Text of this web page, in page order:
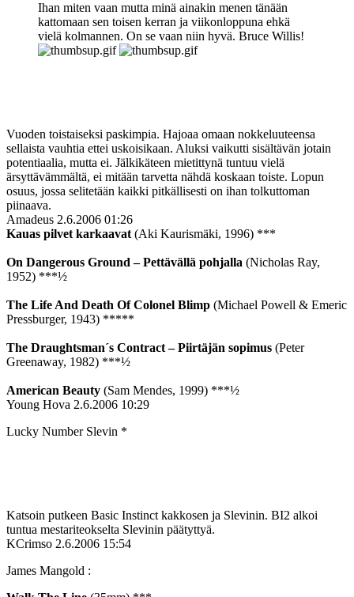
Ihan miten vaan mutta minä ainakin menen tänään
kattomaan sen toisen kerran ja viikonloppuna ehkä
vielä kolmannen. On se vaan niin hyvä. Bruce Willis!
Vuoden toistaiseksi paskimpia. Hajoaa omaan nokkeluuteensa
sellaista vauhtia ettei uskoisikaan. Aluksi vaikutti sisältävän jotain
potentiaalia, mutta ei. Jälkikäteen mietittynä tuntuu vielä
ärsyttävämmältä, ei mitään tarvetta nähdä koskaan toiste. Lopun
osuus, jossa selitetään kaikki pitkällisesti on ihan tolkuttoman
piinaava.
Amadeus 2.6.2006 01:26
Kauas pilvet karkaavat (Aki Kaurismäki, 1996) ***
On Dangerous Ground – Pettävällä pohjalla (Nicholas Ray,
1952) ***½
The Life And Death Of Colonel Blimp (Michael Powell & Emeric
Pressburger, 1943) *****
The Draughtsman´s Contract – Piirtäjän sopimus (Peter
Greenaway, 1982) ***½
American Beauty (Sam Mendes, 1999) ***½
Young Hova 2.6.2006 10:29
Lucky Number Slevin *
Katsoin putkeen Basic Instinct kakkosen ja Slevinin. BI2 alkoi
tuntua mestariteokselta Slevinin päätyttyä.
KCrimso 2.6.2006 15:54
James Mangold :